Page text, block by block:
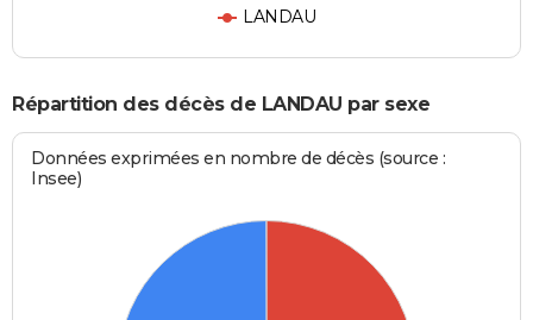
LANDAU
Répartition des décès de LANDAU par sexe
Données exprimées en nombre de décès (source :
Insee)